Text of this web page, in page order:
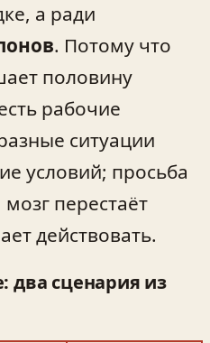
а ради
. Потому что
половину
рабочие
ситуации
условий; просьба
перестаёт
действовать.
два сценария из